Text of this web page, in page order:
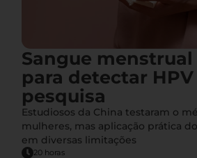
Sangue menstrual
para detectar
pesquisa
Estudiosos da China testaram o
mulheres, mas aplicação prática
em diversas limitações
20 horas